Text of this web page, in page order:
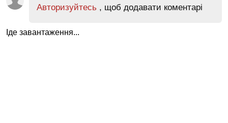
Авторизуйтесь , щоб додавати коментарі
Іде завантаження...